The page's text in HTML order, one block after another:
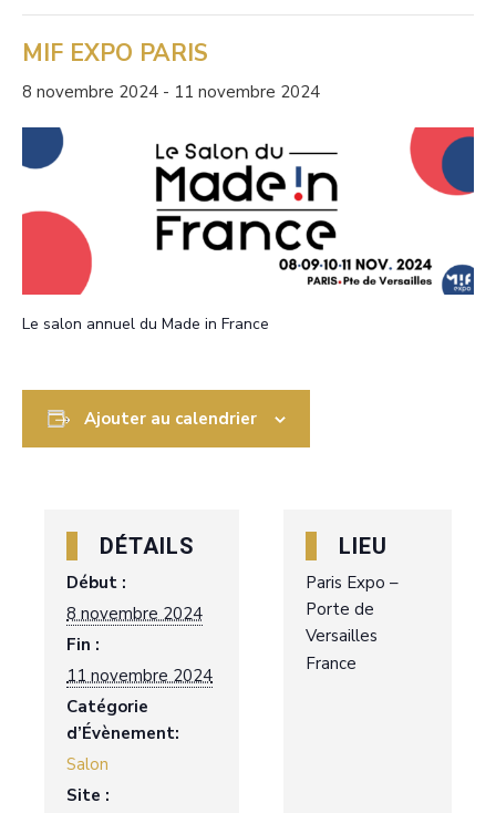
MIF EXPO PARIS
8 novembre 2024 - 11 novembre 2024
Le salon annuel du Made in France
Ajouter au calendrier
DÉTAILS
Début :
8 novembre 2024
Fin :
11 novembre 2024
Catégorie
d’Évènement:
Salon
Site :
LIEU
Paris Expo –
Porte de
Versailles
France